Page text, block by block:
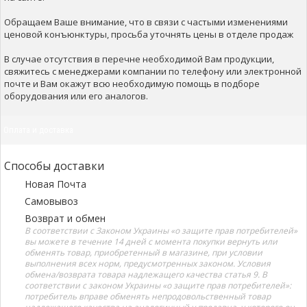
Обращаем Ваше внимание, что в связи с частыми изменениями
ценовой конъюнктуры, просьба уточнять цены в отделе продаж
В случае отсутствия в перечне необходимой Вам продукции,
свяжитесь с менеджерами компании по телефону или электронной
почте и Вам окажут всю необходимую помощь в подборе
оборудования или его аналогов.
Способы доставки
Новая Почта
Самовывоз
Возврат и обмен
В соответствии с Законом Украины «о защите прав потребителей»
вы можете в течение 14 дней с момента покупки вернуть или
обменять товар, приобретенный в магазине, при условии
выполнения всех норм, предусмотренных законом. Условия
обмена/возврата товара надлежащего качества статья 9. В
соответствии с законом Украины «о защите прав потребителей»:
потребитель вправе обменять непродовольственный товар